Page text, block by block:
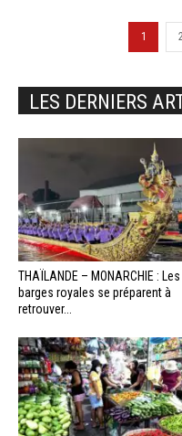
1
LES DERNIERS
THAÏLANDE – MONARCHIE : Les
barges royales se préparent à
retrouver...